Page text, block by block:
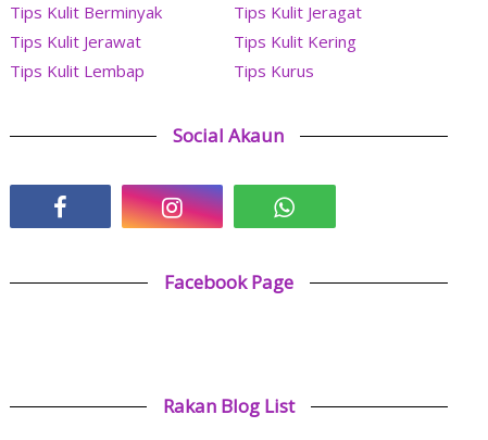
Tips Kulit Berminyak
Tips Kulit Jeragat
Tips Kulit Jerawat
Tips Kulit Kering
Tips Kulit Lembap
Tips Kurus
Social Akaun
Facebook Page
Rakan Blog List